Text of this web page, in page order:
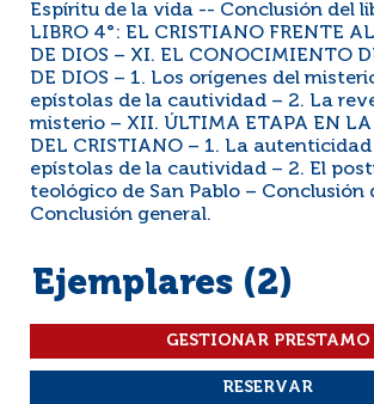
Espíritu de la vida -- Conclusión del
LIBRO 4°: EL CRISTIANO FRENTE
DE DIOS – XI. EL CONOCIMIENTO
DE DIOS – 1. Los orígenes del
epístolas de la cautividad – 2. La
misterio – XII. ÚLTIMA ETAPA EN
DEL CRISTIANO – 1. La autenticidad
epístolas de la cautividad – 2. El
teológico de San Pablo – Conclusión
Conclusión general.
Ejemplares (2)